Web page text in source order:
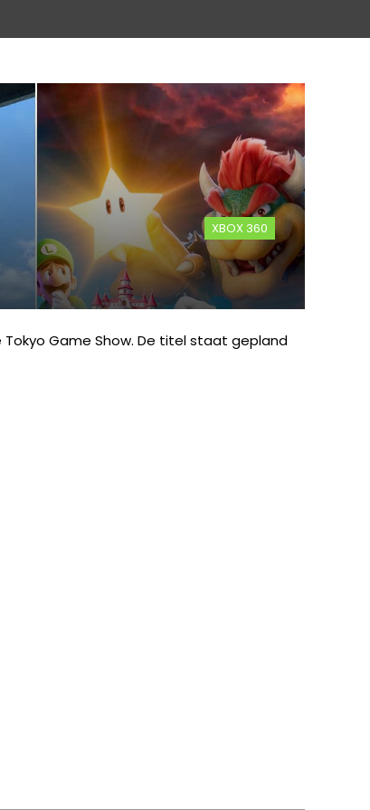
XBOX 360
Game Show. De titel staat gepland